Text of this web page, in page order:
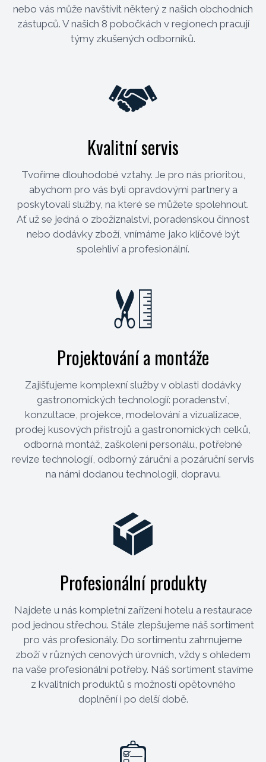
nebo vás může navštívit některý z našich obchodních
zástupců. V našich 8 pobočkách v regionech pracují
týmy zkušených odborníků.
Kvalitní servis
Tvoříme dlouhodobé vztahy. Je pro nás prioritou,
abychom pro vás byli opravdovými partnery a
poskytovali služby, na které se můžete spolehnout.
Ať už se jedná o zbožíznalství, poradenskou činnost
nebo dodávky zboží, vnímáme jako klíčové být
spolehliví a profesionální.
Projektování a montáže
Zajišťujeme komplexní služby v oblasti dodávky
gastronomických technologií: poradenství,
konzultace, projekce, modelování a vizualizace,
prodej kusových přístrojů a gastronomických celků,
odborná montáž, zaškolení personálu, potřebné
revize technologií, odborný záruční a pozáruční servis
na námi dodanou technologii, dopravu.
Profesionální produkty
Najdete u nás kompletní zařízení hotelu a restaurace
pod jednou střechou. Stále zlepšujeme náš sortiment
pro vás profesionály. Do sortimentu zahrnujeme
zboží v různých cenových úrovních, vždy s ohledem
na vaše profesionální potřeby. Náš sortiment stavíme
z kvalitních produktů s možností opětovného
doplnění i po delší době.